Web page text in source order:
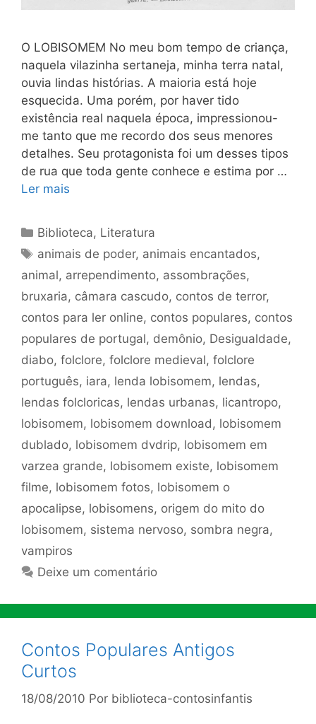
O LOBISOMEM No meu bom tempo de criança,
naquela vilazinha sertaneja, minha terra natal,
ouvia lindas histórias. A maioria está hoje
esquecida. Uma porém, por haver tido
existência real naquela época, impressionou-
me tanto que me recordo dos seus menores
detalhes. Seu protagonista foi um desses tipos
de rua que toda gente conhece e estima por …
Ler mais
Categorias
Biblioteca, Literatura
Tags
animais de poder, animais encantados,
animal, arrependimento, assombrações,
bruxaria, câmara cascudo, contos de terror,
contos para ler online, contos populares, contos
populares de portugal, demônio, Desigualdade,
diabo, folclore, folclore medieval, folclore
português, iara, lenda lobisomem, lendas,
lendas folcloricas, lendas urbanas, licantropo,
lobisomem, lobisomem download, lobisomem
dublado, lobisomem dvdrip, lobisomem em
varzea grande, lobisomem existe, lobisomem
filme, lobisomem fotos, lobisomem o
apocalipse, lobisomens, origem do mito do
lobisomem, sistema nervoso, sombra negra,
vampiros
Deixe um comentário
Contos Populares Antigos
Curtos
18/08/2010 Por biblioteca-contosinfantis